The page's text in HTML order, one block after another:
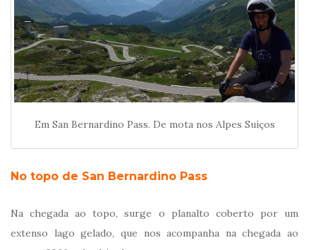
Em San Bernardino Pass. De mota nos Alpes Suíços
No topo de San Bernardino Pass
Na chegada ao topo, surge o planalto coberto por um
extenso lago gelado, que nos acompanha na chegada ao